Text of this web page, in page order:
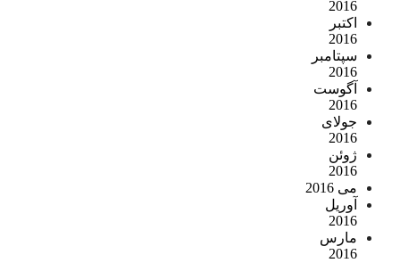
2016
اکتبر
2016
سپتامبر
2016
آگوست
2016
جولای
2016
ژوئن
2016
می 2016
آوریل
2016
مارس
2016